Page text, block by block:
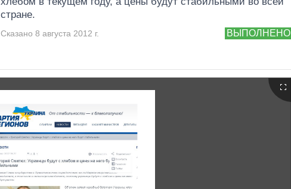
стране.
ВЫПОЛНЕНО
Сказано 8 августа 2012 г.